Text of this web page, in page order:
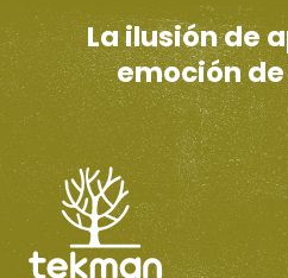
La ilusión de
emoción